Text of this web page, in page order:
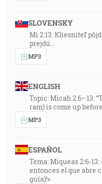
SLOVENSKY
Mi 2:13: Kliesniteľ
prejdú…
MP3
ENGLISH
Topic: Micah 2:6–13:
ram) is come up
MP3
ESPAÑOL
Tema: Miqueas 2:6-
entonces el que abre
guía)!»